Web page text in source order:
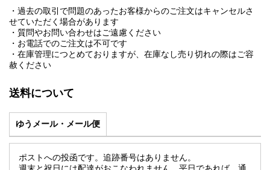
・過去の取引で問題のあったお客様からのご注文はキャンセルさ
せていただく場合があります
・質問やお問い合わせはご遠慮ください
・お電話でのご注文は不可です
・在庫管理につとめておりますが、在庫なし売り切れの際はご容
赦ください
送料について
ゆうメール・メール便
ポストへの投函です。追跡番号はありません。